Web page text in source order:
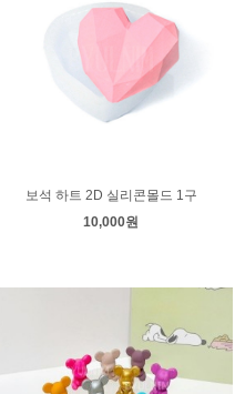
보석 하트 2D 실리콘몰드 1구
10,000원